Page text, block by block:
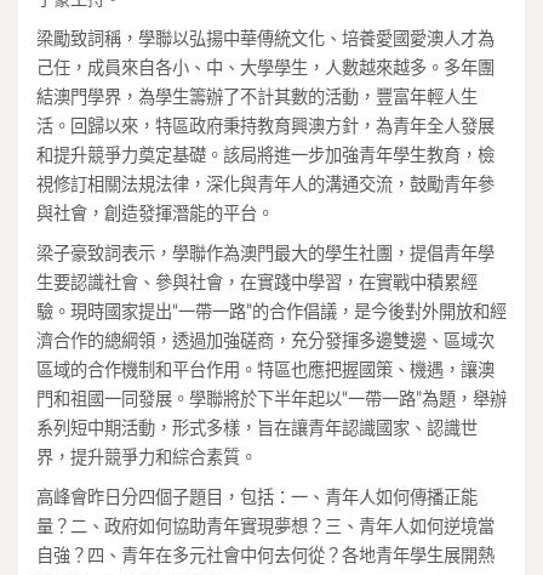
梁勵致詞稱，學聯以弘揚中華傳統文化、培養愛國愛澳人才為
己任，成員來自各小、中、大學學生，人數越來越多。多年團
結澳門學界，為學生籌辦了不計其數的活動，豐富年輕人生
活。回歸以來，特區政府秉持教育興澳方針，為青年全人發展
和提升競爭力奠定基礎。該局將進一步加強青年學生教育，檢
視修訂相關法規法律，深化與青年人的溝通交流，鼓勵青年參
與社會，創造發揮潛能的平台。
梁子豪致詞表示，學聯作為澳門最大的學生社團，提倡青年學
生要認識社會、參與社會，在實踐中學習，在實戰中積累經
驗。現時國家提出“一帶一路”的合作倡議，是今後對外開放和經
濟合作的總綱領，透過加強磋商，充分發揮多邊雙邊、區域次
區域的合作機制和平台作用。特區也應把握國策、機遇，讓澳
門和祖國一同發展。學聯將於下半年起以“一帶一路”為題，舉辦
系列短中期活動，形式多樣，旨在讓青年認識國家、認識世
界，提升競爭力和綜合素質。
高峰會昨日分四個子題目，包括：一、青年人如何傳播正能
量？二、政府如何協助青年實現夢想？三、青年人如何逆境當
自強？四、青年在多元社會中何去何從？各地青年學生展開熱